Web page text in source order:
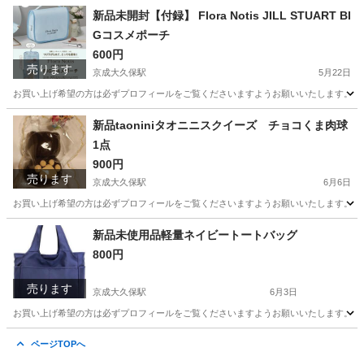
千葉 習志野市 京成大久保駅 生活雑貨
売ります
新品未開封【付録】 Flora Notis JILL STUART BI
Gコスメポーチ
600円
京成大久保駅 5月22日
お買い上げ希望の方は必ずプロフィールをご覧くださいますようお願いいたします。
千葉 習志野市 京成大久保駅 ノベルティグッズ
コスメポーチ
売ります
新品taoniniタオニニスクイーズ チョコくま肉球
1点
900円
京成大久保駅 6月6日
お買い上げ希望の方は必ずプロフィールをご覧くださいますようお願いいたします
千葉 習志野市 京成大久保駅 おもちゃ チョコ
売ります
新品未使用品軽量ネイビートートバッグ
800円
京成大久保駅 6月3日
お買い上げ希望の方は必ずプロフィールをご覧くださいますようお願いいたします。
ページTOPへ